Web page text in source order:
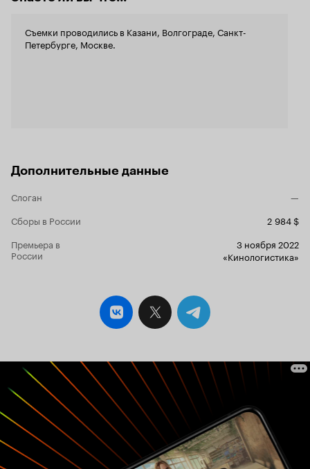
Съемки проводились в Казани, Волгограде, Санкт-
Петербурге, Москве.
Дополнительные данные
Слоган
—
Сборы в России
2 984 $
Премьера в
России
3 ноября 2022
«Кинологистика»